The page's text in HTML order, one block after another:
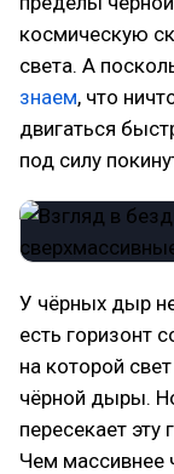
космическую
света. А
знаем, что
двигаться
под силу
У чёрных дыр
есть горизонт
на которой
чёрной дыры.
пересекает эту
Чем массивнее